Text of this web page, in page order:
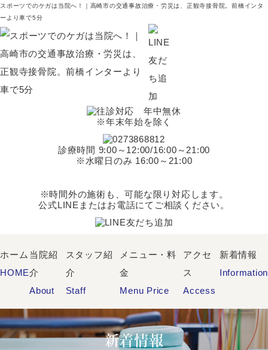
スポーツでのケガは当院へ！｜高崎市の交通事故治療・労災は、正観寺接骨院。前橋インタ
ーより車で5分
※年末年始を除く
診療時間 9:00～12:00/16:00～21:00
※水曜日のみ 16:00～21:00
※時間外の施術も、可能な限り対応します。
公式LINEまたはお電話にてご相談ください。
ホーム
HOME
当院紹
介
About
スタッフ紹
介
Staff
メニュー・料
金
Menu Price
アクセ
ス
Access
新着情報
Information
新着情報